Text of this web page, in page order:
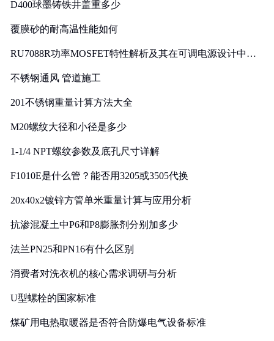
D400球墨铸铁井盖重多少
覆膜砂的耐高温性能如何
RU7088R功率MOSFET特性解析及其在可调电源设计中的
不锈钢通风 管道施工
201不锈钢重量计算方法大全
M20螺纹大径和小径是多少
1-1/4 NPT螺纹参数及底孔尺寸详解
F1010E是什么管？能否用3205或3505代换
20x40x2镀锌方管单米重量计算与应用分析
抗渗混凝土中P6和P8膨胀剂分别加多少
法兰PN25和PN16有什么区别
消费者对洗衣机的核心需求调研与分析
U型螺栓的国家标准
煤矿用电热取暖器是否符合防爆电气设备标准